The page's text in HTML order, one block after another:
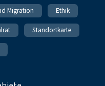
Migration Ethik
Standortkarte